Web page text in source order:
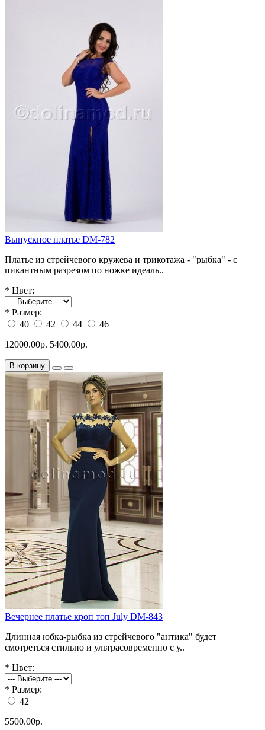
Выпускное платье DM-782
Платье из стрейчевого кружева и трикотажа - "рыбка" - с
пикантным разрезом по ножке идеаль..
* Цвет:
* Размер:
40
42 44
46
12000.00р. 5400.00р.
В корзину
Вечернее платье кроп топ July DM-843
Длинная юбка-рыбка из стрейчевого "антика" будет
смотреться стильно и ультрасовременно с у..
* Цвет:
* Размер:
42
5500.00р.